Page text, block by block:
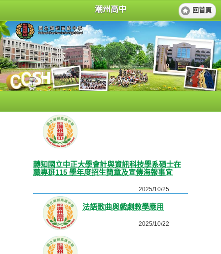
潮州高中 回首頁
轉知國立中正大學會計與資訊科技學系碩士在
職專班115 學年度招生簡章及宣傳海報事宜
2025/10/25
法語歌曲與戲劇教學應用
2025/10/22